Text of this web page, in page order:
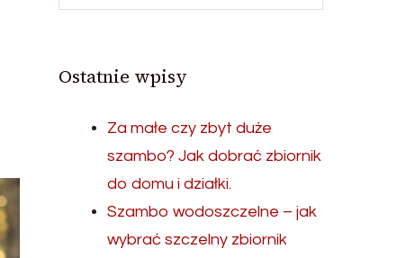
Ostatnie wpisy
Za małe czy zbyt duże
szambo? Jak dobrać zbiornik
do domu i działki.
Szambo wodoszczelne – jak
wybrać szczelny zbiornik